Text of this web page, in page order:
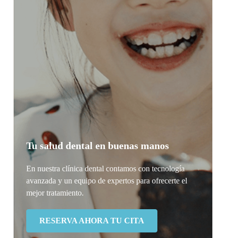
Tu salud dental en buenas manos
En nuestra clínica dental contamos con tecnología
avanzada y un equipo de expertos para ofrecerte el
mejor tratamiento.
RESERVA AHORA TU CITA